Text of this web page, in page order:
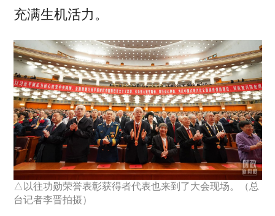
充满生机活力。
△以往功勋荣誉表彰获得者代表也来到了大会现场。（总
台记者李晋拍摄）